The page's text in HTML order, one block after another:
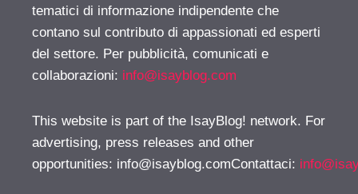
tematici di informazione indipendente che
contano sul contributo di appassionati ed esperti
del settore. Per pubblicità, comunicati e
collaborazioni: info@isayblog.com
This website is part of the IsayBlog! network. For
advertising, press releases and other
opportunities: info@isayblog.comContattaci: